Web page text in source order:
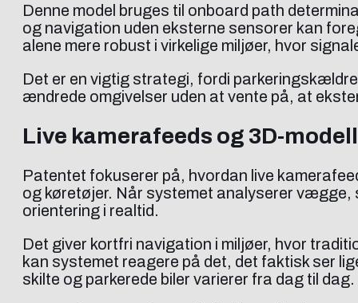
Denne model bruges til onboard path
og navigation uden eksterne sensorer kan
alene mere robust i virkelige miljøer, hvor
Det er en vigtig strategi, fordi
ændrede omgivelser uden at vente på, at
Live kamerafeeds og 3D-
Patentet fokuserer på, hvordan live
og køretøjer. Når systemet analyserer
orientering i realtid.
Det giver kortfri navigation i miljøer, hvor
kan systemet reagere på det, det faktisk ser
skilte og parkerede biler varierer fra dag til dag.